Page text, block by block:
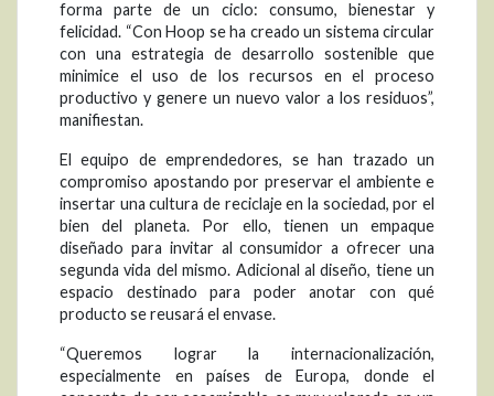
forma parte de un ciclo: consumo, bienestar y
felicidad. “Con Hoop se ha creado un sistema circular
con una estrategia de desarrollo sostenible que
minimice el uso de los recursos en el proceso
productivo y genere un nuevo valor a los residuos”,
manifiestan.
El equipo de emprendedores, se han trazado un
compromiso apostando por preservar el ambiente e
insertar una cultura de reciclaje en la sociedad, por el
bien del planeta. Por ello, tienen un empaque
diseñado para invitar al consumidor a ofrecer una
segunda vida del mismo. Adicional al diseño, tiene un
espacio destinado para poder anotar con qué
producto se reusará el envase.
“Queremos lograr la internacionalización,
especialmente en países de Europa, donde el